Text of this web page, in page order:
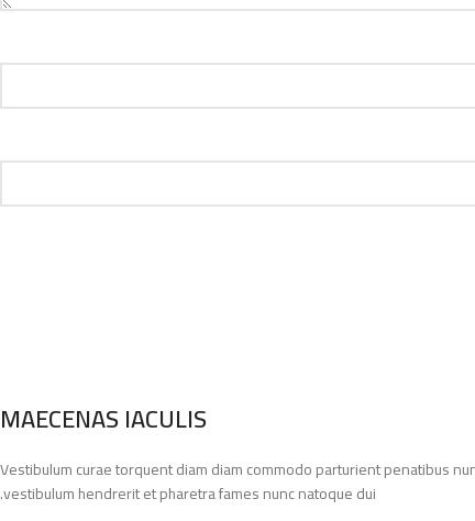
MAECENAS IACULIS
Vestibulum curae torquent diam diam commodo parturient penatibus
vestibulum hendrerit et pharetra fames nunc natoque dui.